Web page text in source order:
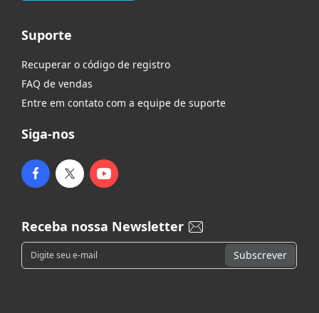
Suporte
Recuperar o código de registro
FAQ de vendas
Entre em contato com a equipe de suporte
Siga-nos
Receba nossa Newsletter